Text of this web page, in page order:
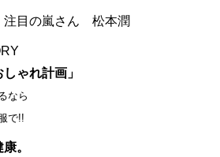
注目の嵐さん 松本潤
ゃれ計画」
なら
で!!
。